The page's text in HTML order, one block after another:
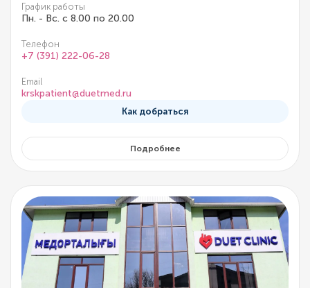
График работы
Пн. - Вс. с 8.00 по 20.00
Телефон
+7 (391) 222-06-28
Email
krskpatient@duetmed.ru
Как добраться
Подробнее